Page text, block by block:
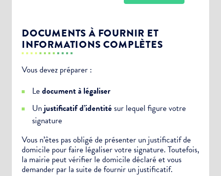
DOCUMENTS À FOURNIR ET
INFORMATIONS COMPLÈTES
Vous devez préparer :
Le document à légaliser
Un justificatif d’identitésur lequel figure votre
signature
Vous n’êtes pas obligé de présenter un justificatif de
domicile pour faire légaliser votre signature. Toutefois,
la mairie peut vérifier le domicile déclaré et vous
demander par la suite de fournir un justificatif.
Newsletter Culture